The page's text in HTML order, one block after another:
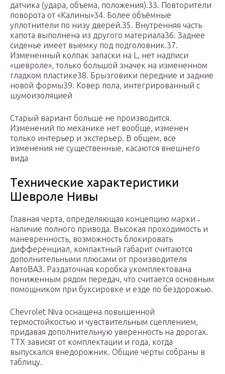
датчика (удара, объема, положения).33. Повторители
поворота от «Калины»34. Более объёмные
уплотнители по низу дверей.35. Внутренняя часть
капота выполнена из другого материала36. Заднее
сиденье имеет выемку под подголовник.37.
Измененный колпак запаски на L, нет надписи
«шевроле», только большой значек на измененном
гладком пластике38. Брызговики передние и задние
новой формы39. Ковер пола, интегрированный с
шумоизоляцией
Старый вариант больше не производится.
Изменений по механике нет вообще, изменен
только интерьер и экстерьер. В общем, все
изменения не существенные, касаются внешнего
вида
Технические характеристики
Шевроле Нивы
Главная черта, определяющая концепцию марки ˗
наличие полного привода. Высокая проходимость и
маневренность, возможность блокировать
дифференциал, компактный габарит считаются
дополнительными плюсами от производителя
АвтоВАЗ. Раздаточная коробка укомплектована
пониженным рядом передач, что считается основным
помощником при буксировке и езде по бездорожью.
Chevrolet Niva оснащена повышенной
термостойкостью и чувствительным сцеплением,
придавая дополнительную уверенность на дорогах.
ТТХ зависят от комплектации и года, когда
выпускался внедорожник. Общие черты собраны в
таблицу.